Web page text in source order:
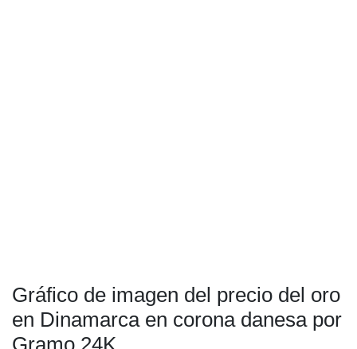
Gráfico de imagen del precio del oro
en Dinamarca en corona danesa por
Gramo 24K